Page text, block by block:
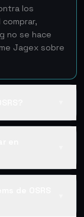
los
no se hace
Jagex sobre
en
de OSRS